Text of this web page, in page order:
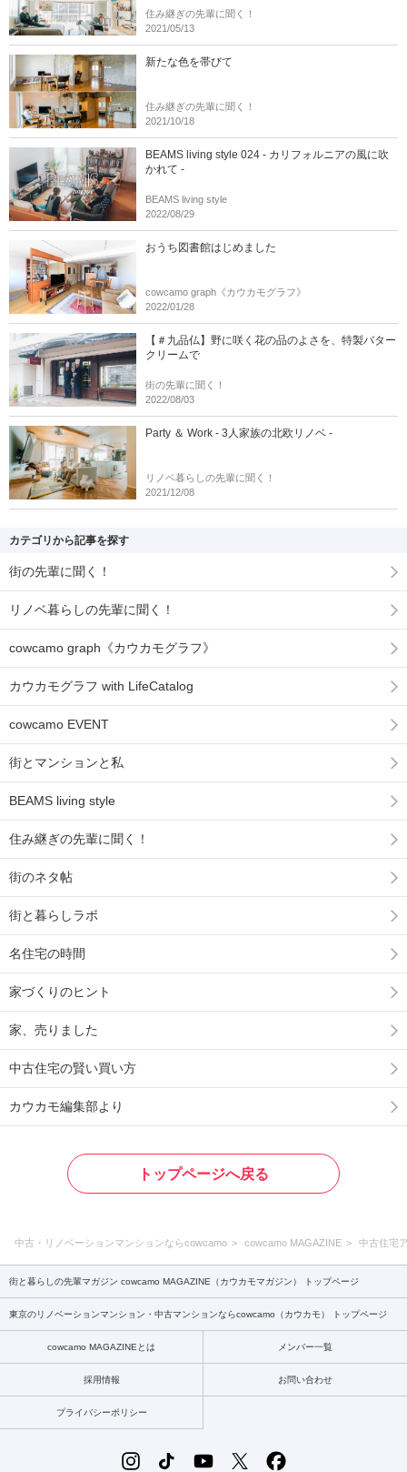
住み継ぎの先輩に聞く！
2021/05/13
新たな色を帯びて
住み継ぎの先輩に聞く！
2021/10/18
BEAMS living style 024 - カリフォルニアの風に吹
かれて -
BEAMS living style
2022/08/29
おうち図書館はじめました
cowcamo graph《カウカモグラフ》
2022/01/28
【＃九品仏】野に咲く花の品のよさを、特製バター
クリームで
街の先輩に聞く！
2022/08/03
Party ＆ Work - 3人家族の北欧リノベ -
リノベ暮らしの先輩に聞く！
2021/12/08
カテゴリから記事を探す
街の先輩に聞く！
リノベ暮らしの先輩に聞く！
cowcamo graph《カウカモグラフ》
カウカモグラフ with LifeCatalog
cowcamo EVENT
街とマンションと私
BEAMS living style
住み継ぎの先輩に聞く！
街のネタ帖
街と暮らしラボ
名住宅の時間
家づくりのヒント
家、売りました
中古住宅の賢い買い方
カウカモ編集部より
トップページへ戻る
中古・リノベーションマンションならcowcamo cowcamo MAGAZINE 中古住宅
街と暮らしの先輩マガジン cowcamo MAGAZINE（カウカモマガジン） トップページ
東京のリノベーションマンション・中古マンションならcowcamo（カウカモ） トップページ
cowcamo MAGAZINEとは メンバー一覧
採用情報 お問い合わせ
プライバシーポリシー